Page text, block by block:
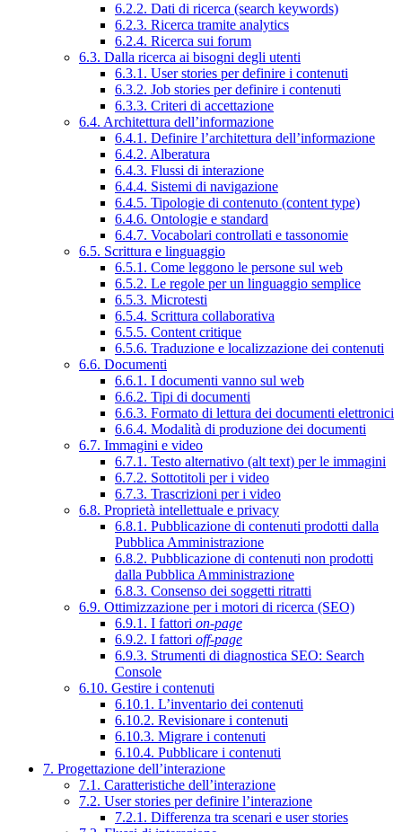
6.2.2. Dati di ricerca (search keywords)
6.2.3. Ricerca tramite analytics
6.2.4. Ricerca sui forum
6.3. Dalla ricerca ai bisogni degli utenti
6.3.1. User stories per definire i contenuti
6.3.2. Job stories per definire i contenuti
6.3.3. Criteri di accettazione
6.4. Architettura dell’informazione
6.4.1. Definire l’architettura dell’informazione
6.4.2. Alberatura
6.4.3. Flussi di interazione
6.4.4. Sistemi di navigazione
6.4.5. Tipologie di contenuto (content type)
6.4.6. Ontologie e standard
6.4.7. Vocabolari controllati e tassonomie
6.5. Scrittura e linguaggio
6.5.1. Come leggono le persone sul web
6.5.2. Le regole per un linguaggio semplice
6.5.3. Microtesti
6.5.4. Scrittura collaborativa
6.5.5. Content critique
6.5.6. Traduzione e localizzazione dei contenuti
6.6. Documenti
6.6.1. I documenti vanno sul web
6.6.2. Tipi di documenti
6.6.3. Formato di lettura dei documenti elettronici
6.6.4. Modalità di produzione dei documenti
6.7. Immagini e video
6.7.1. Testo alternativo (alt text) per le immagini
6.7.2. Sottotitoli per i video
6.7.3. Trascrizioni per i video
6.8. Proprietà intellettuale e privacy
6.8.1. Pubblicazione di contenuti prodotti dalla
Pubblica Amministrazione
6.8.2. Pubblicazione di contenuti non prodotti
dalla Pubblica Amministrazione
6.8.3. Consenso dei soggetti ritratti
6.9. Ottimizzazione per i motori di ricerca (SEO)
6.9.1. I fattori on-page
6.9.2. I fattori off-page
6.9.3. Strumenti di diagnostica SEO: Search
Console
6.10. Gestire i contenuti
6.10.1. L’inventario dei contenuti
6.10.2. Revisionare i contenuti
6.10.3. Migrare i contenuti
6.10.4. Pubblicare i contenuti
7. Progettazione dell’interazione
7.1. Caratteristiche dell’interazione
7.2. User stories per definire l’interazione
7.2.1. Differenza tra scenari e user stories